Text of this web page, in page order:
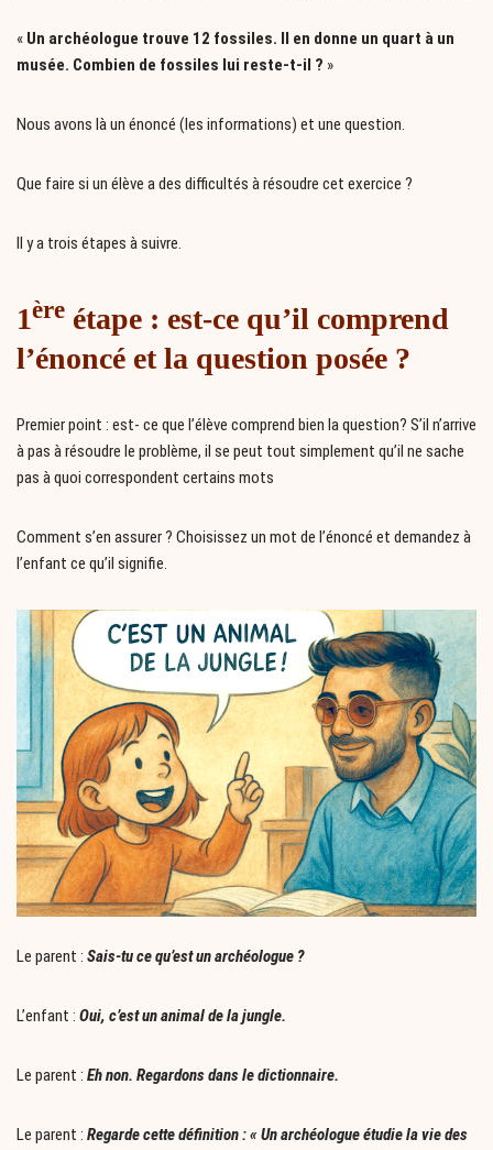
« Un archéologue trouve 12 fossiles. Il en donne un quart à un
musée. Combien de fossiles lui reste-t-il ? »
Nous avons là un énoncé (les informations) et une question.
Que faire si un élève a des difficultés à résoudre cet exercice ?
Il y a trois étapes à suivre.
1ère étape : est-ce qu’il comprend
l’énoncé et la question posée ?
Premier point : est- ce que l’élève comprend bien la question? S’il n’arrive
à pas à résoudre le problème, il se peut tout simplement qu’il ne sache
pas à quoi correspondent certains mots
Comment s’en assurer ? Choisissez un mot de l’énoncé et demandez à
l’enfant ce qu’il signifie.
Le parent : Sais-tu ce qu’est un archéologue ?
L’enfant : Oui, c’est un animal de la jungle.
Le parent : Eh non. Regardons dans le dictionnaire.
Le parent : Regarde cette définition : « Un archéologue étudie la vie des